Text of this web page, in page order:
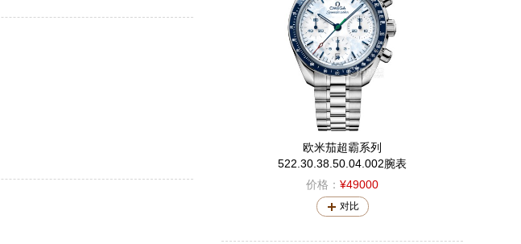
欧米茄超霸系列
522.30.38.50.04.002腕表
价格： ¥49000
对比